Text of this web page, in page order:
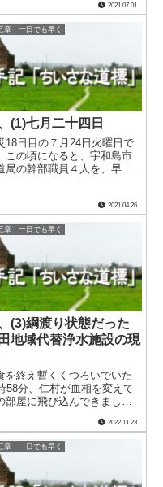
配水池です。 通水セレモ
た際、開催可能なのは則配
しかないことを.....
2021.07.01
章 一日でも早く
(1)七月二十四日
18日目の７月24日火曜日で
この頃になると、宇和島市
局の幹部職員４人を、早番
、遅番は8時30分から22時00
態・報道対応に備えつつ
2021.04.26
章 一日でも早く
(3)綱渡り状態だった
地域代替浄水施設の現
を終え暫くくつろいでいた
58分、仁村が血相を変えて
部屋に飛び込んできまし
浄水施設からの通水スケジ
ルが、現場の事情で変わる
性が生じたというので
実は午後１時のニュース
ースには、則配.....
2022.11.23
章 一日でも早く